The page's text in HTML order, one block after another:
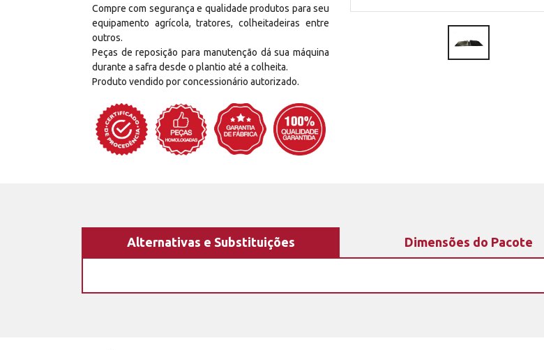
Compre com segurança e qualidade produtos para seu
equipamento agrícola, tratores, colheitadeiras entre
outros.
Peças de reposição para manutenção dá sua máquina
durante a safra desde o plantio até a colheita.
Produto vendido por concessionário autorizado.
Alternativas e Substituições Dimensões do Pacote